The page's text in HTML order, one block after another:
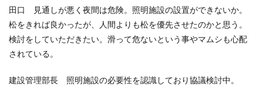
田口 見通しが悪く夜間は危険。照明施設の設置ができないか。
松をきれば良かったが、人間よりも松を優先させたのかと思う。
検討をしていただきたい。滑って危ないという事やマムシも心配
されている。
建設管理部長 照明施設の必要性を認識しており協議検討中。